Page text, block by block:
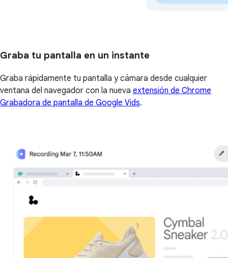
Graba tu pantalla en un instante
Graba rápidamente tu pantalla y cámara desde cualquier
ventana del navegador con la nueva extensión de Chrome
Grabadora de pantalla de Google Vids.